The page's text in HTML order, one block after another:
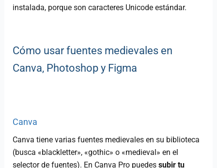
instalada, porque son caracteres Unicode estándar.
Cómo usar fuentes medievales en
Canva, Photoshop y Figma
Canva
Canva tiene varias fuentes medievales en su biblioteca
(busca «blackletter», «gothic» o «medieval» en el
selector de fuentes). En Canva Pro puedessubir tu